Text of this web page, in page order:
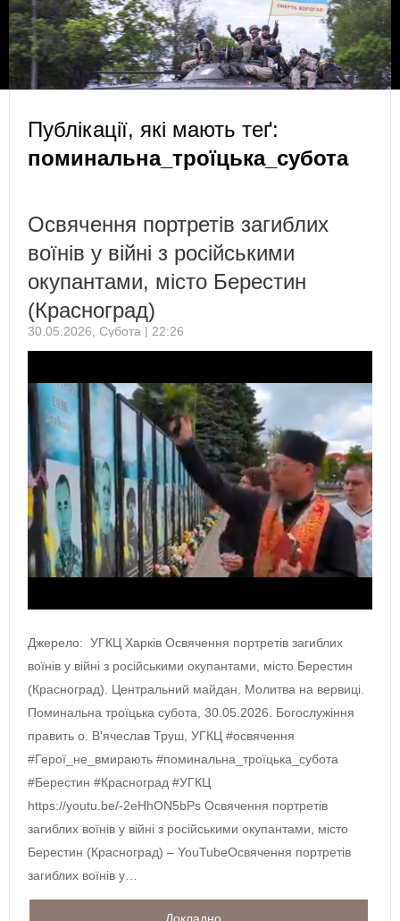
Публікації, які мають теґ:
поминальна_троїцька_субота
Освячення портретів загиблих
воїнів у війні з російськими
окупантами, місто Берестин
(Красноград)
30.05.2026, Субота | 22:26
Джерело: УГКЦ Харків Освячення портретів загиблих
воїнів у війні з російськими окупантами, місто Берестин
(Красноград). Центральний майдан. Молитва на вервиці.
Поминальна троїцька субота, 30.05.2026. Богослужіння
править о. В'ячеслав Труш, УГКЦ #освячення
#Герої_не_вмирають #поминальна_троїцька_субота
#Берестин #Красноград #УГКЦ
https://youtu.be/-2eHhON5bPs Освячення портретів
загиблих воїнів у війні з російськими окупантами, місто
Берестин (Красноград) – YouTubeОсвячення портретів
загиблих воїнів у…